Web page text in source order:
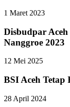
1 Maret 2023
Disbudpar
Nanggroe 2023
12 Mei 2025
BSI Aceh
28 April 2024